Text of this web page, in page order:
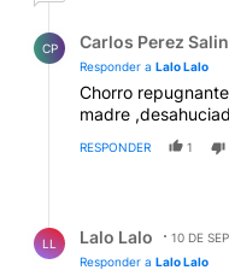
CP Carlos Perez
Responder a Lalo Lalo
Chorro
madre
RESPONDER 1
LL Lalo Lalo
10 DE
Responder a Lalo Lalo